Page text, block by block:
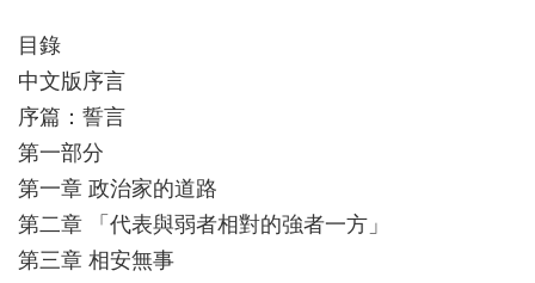
目錄
中文版序言
序篇：誓言
第一部分
第一章 政治家的道路
第二章 「代表與弱者相對的強者一方」
第三章 相安無事